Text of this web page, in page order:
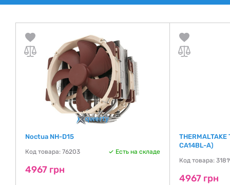
Noctua NH-D15
Код товара: 76203 Есть на складе
4967 грн
CA14BL-A)
Код товара:
4967 грн